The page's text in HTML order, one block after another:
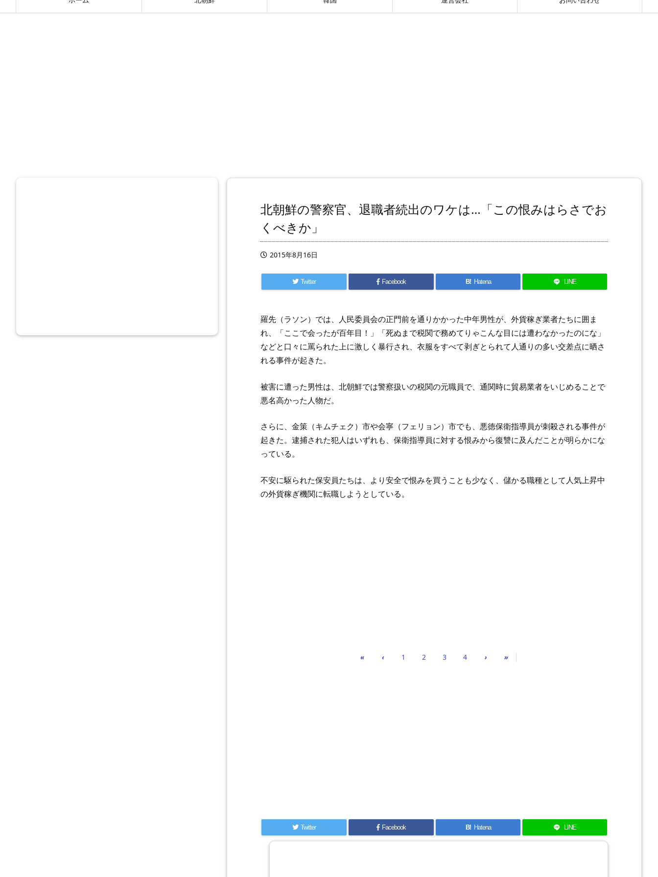
北朝鮮の警察官、退職者続出のワケは…「この恨みはらさでお
くべきか」
2015年8月16日
Twitter Facebook B! Hatena LINE
羅先（ラソン）では、人民委員会の正門前を通りかかった中年男性が、外貨稼ぎ業者たちに囲ま
れ、「ここで会ったが百年目！」「死ぬまで税関で務めてりゃこんな目には遭わなかったのにな」
などと口々に罵られた上に激しく暴行され、衣服をすべて剥ぎとられて人通りの多い交差点に晒さ
れる事件が起きた。
被害に遭った男性は、北朝鮮では警察扱いの税関の元職員で、通関時に貿易業者をいじめることで
悪名高かった人物だ。
さらに、金策（キムチェク）市や会寧（フェリョン）市でも、悪徳保衛指導員が刺殺される事件が
起きた。逮捕された犯人はいずれも、保衛指導員に対する恨みから復讐に及んだことが明らかにな
っている。
不安に駆られた保安員たちは、より安全で恨みを買うことも少なく、儲かる職種として人気上昇中
の外貨稼ぎ機関に転職しようとしている。
« ‹ 1 2 3 4 › »
Twitter Facebook B! Hatena LINE